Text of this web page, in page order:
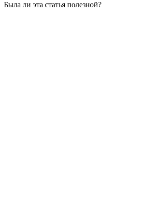
Была ли эта статья полезной?